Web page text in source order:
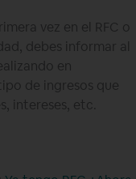
vez en el RFC o
debes informar al
en
de ingresos que
intereses, etc.